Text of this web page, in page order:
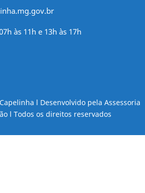
às 11h e 13h às 17h
l Desenvolvido pela Assessoria
l Todos os direitos reservados